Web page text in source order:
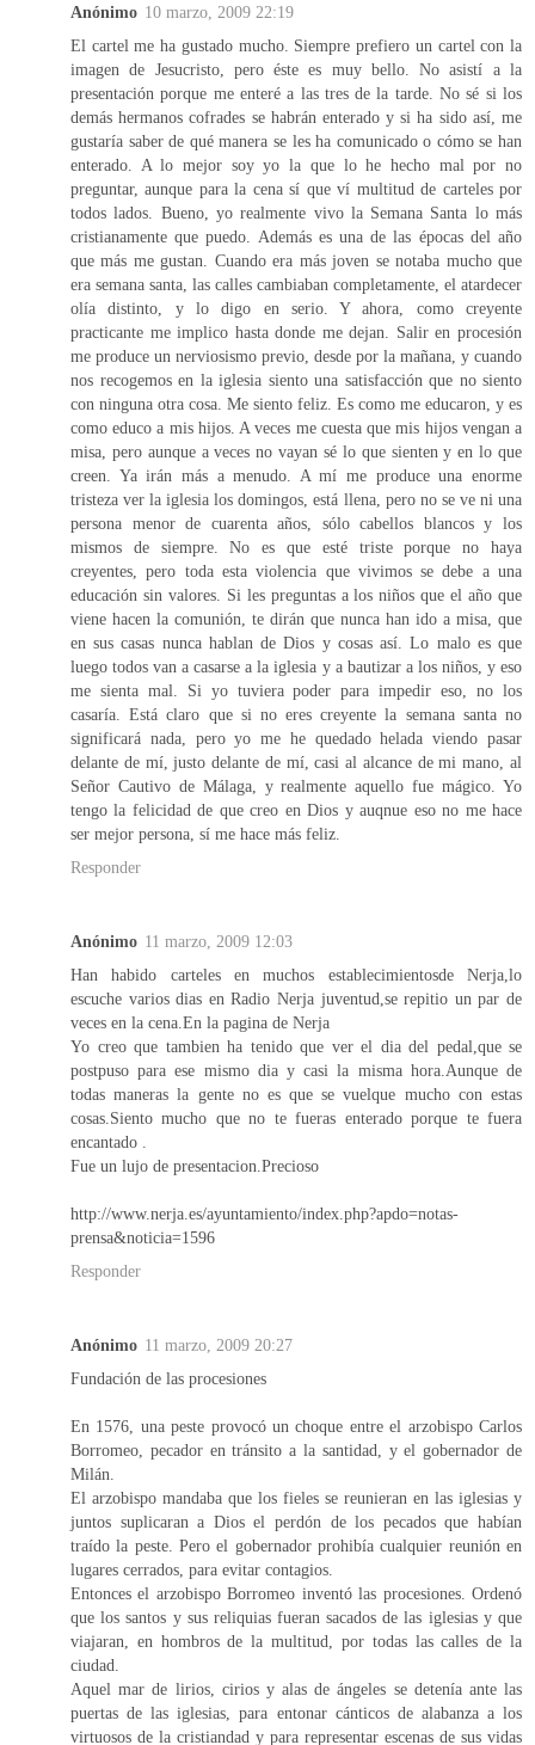
Anónimo 10 marzo, 2009 22:19
El cartel me ha gustado mucho. Siempre prefiero un cartel con la
imagen de Jesucristo, pero éste es muy bello. No asistí a la
presentación porque me enteré a las tres de la tarde. No sé si los
demás hermanos cofrades se habrán enterado y si ha sido así, me
gustaría saber de qué manera se les ha comunicado o cómo se han
enterado. A lo mejor soy yo la que lo he hecho mal por no
preguntar, aunque para la cena sí que ví multitud de carteles por
todos lados. Bueno, yo realmente vivo la Semana Santa lo más
cristianamente que puedo. Además es una de las épocas del año
que más me gustan. Cuando era más joven se notaba mucho que
era semana santa, las calles cambiaban completamente, el atardecer
olía distinto, y lo digo en serio. Y ahora, como creyente
practicante me implico hasta donde me dejan. Salir en procesión
me produce un nerviosismo previo, desde por la mañana, y cuando
nos recogemos en la iglesia siento una satisfacción que no siento
con ninguna otra cosa. Me siento feliz. Es como me educaron, y es
como educo a mis hijos. A veces me cuesta que mis hijos vengan a
misa, pero aunque a veces no vayan sé lo que sienten y en lo que
creen. Ya irán más a menudo. A mí me produce una enorme
tristeza ver la iglesia los domingos, está llena, pero no se ve ni una
persona menor de cuarenta años, sólo cabellos blancos y los
mismos de siempre. No es que esté triste porque no haya
creyentes, pero toda esta violencia que vivimos se debe a una
educación sin valores. Si les preguntas a los niños que el año que
viene hacen la comunión, te dirán que nunca han ido a misa, que
en sus casas nunca hablan de Dios y cosas así. Lo malo es que
luego todos van a casarse a la iglesia y a bautizar a los niños, y eso
me sienta mal. Si yo tuviera poder para impedir eso, no los
casaría. Está claro que si no eres creyente la semana santa no
significará nada, pero yo me he quedado helada viendo pasar
delante de mí, justo delante de mí, casi al alcance de mi mano, al
Señor Cautivo de Málaga, y realmente aquello fue mágico. Yo
tengo la felicidad de que creo en Dios y auqnue eso no me hace
ser mejor persona, sí me hace más feliz.
Responder
Anónimo 11 marzo, 2009 12:03
Han habido carteles en muchos establecimientosde Nerja,lo
escuche varios dias en Radio Nerja juventud,se repitio un par de
veces en la cena.En la pagina de Nerja
Yo creo que tambien ha tenido que ver el dia del pedal,que se
postpuso para ese mismo dia y casi la misma hora.Aunque de
todas maneras la gente no es que se vuelque mucho con estas
cosas.Siento mucho que no te fueras enterado porque te fuera
encantado .
Fue un lujo de presentacion.Precioso
http://www.nerja.es/ayuntamiento/index.php?apdo=notas-
prensa&noticia=1596
Responder
Anónimo 11 marzo, 2009 20:27
Fundación de las procesiones
En 1576, una peste provocó un choque entre el arzobispo Carlos
Borromeo, pecador en tránsito a la santidad, y el gobernador de
Milán.
El arzobispo mandaba que los fieles se reunieran en las iglesias y
juntos suplicaran a Dios el perdón de los pecados que habían
traído la peste. Pero el gobernador prohibía cualquier reunión en
lugares cerrados, para evitar contagios.
Entonces el arzobispo Borromeo inventó las procesiones. Ordenó
que los santos y sus reliquias fueran sacados de las iglesias y que
viajaran, en hombros de la multitud, por todas las calles de la
ciudad.
Aquel mar de lirios, cirios y alas de ángeles se detenía ante las
puertas de las iglesias, para entonar cánticos de alabanza a los
virtuosos de la cristiandad y para representar escenas de sus vidas